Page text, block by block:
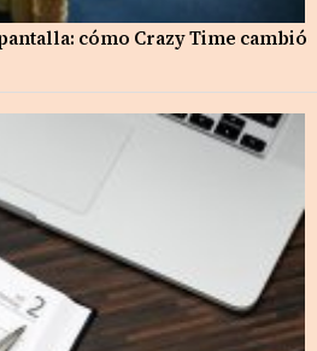
cómo Crazy Time cambió